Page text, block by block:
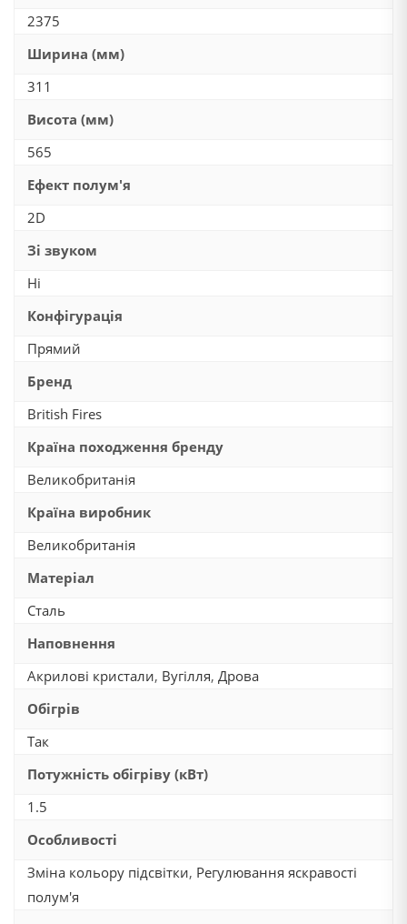
2375
Ширина (мм)
311
Висота (мм)
565
Ефект полум'я
2D
Зі звуком
Ні
Конфігурація
Прямий
Бренд
British Fires
Країна походження бренду
Великобританія
Країна виробник
Великобританія
Матеріал
Сталь
Наповнення
Акрилові кристали, Вугілля, Дрова
Обігрів
Так
Потужність обігріву (кВт)
1.5
Особливості
Зміна кольору підсвітки, Регулювання яскравості
полум'я